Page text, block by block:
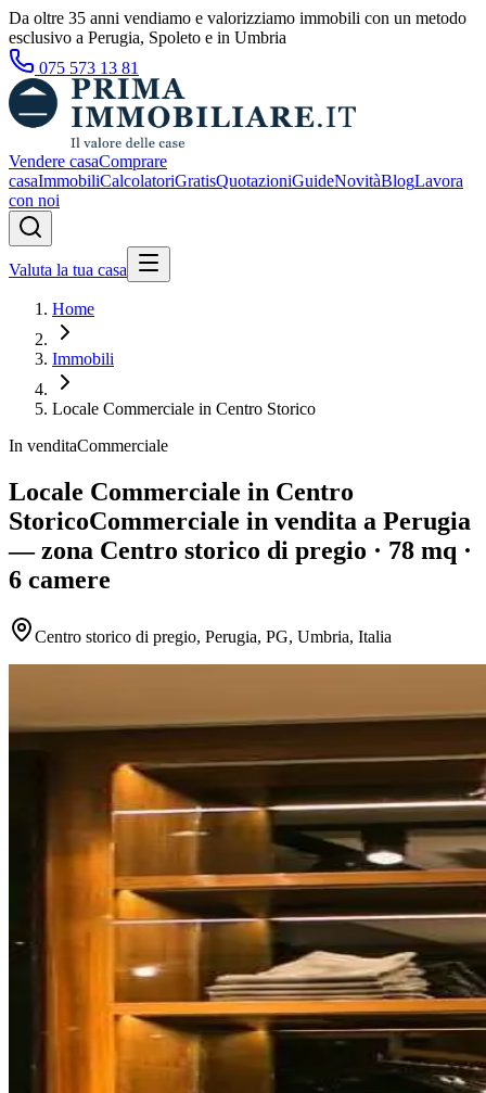
Da oltre 35 anni vendiamo e valorizziamo immobili con un metodo
esclusivo a Perugia, Spoleto e in Umbria
075 573 13 81
Vendere casaComprare
casaImmobiliCalcolatoriGratisQuotazioniGuideNovitàBlogLavora
con noi
Valuta la tua casa
Home
Immobili
Locale Commerciale in Centro Storico
In venditaCommerciale
Locale Commerciale in Centro
StoricoCommerciale in vendita a Perugia
— zona Centro storico di pregio · 78 mq ·
6 camere
Centro storico di pregio, Perugia, PG, Umbria, Italia